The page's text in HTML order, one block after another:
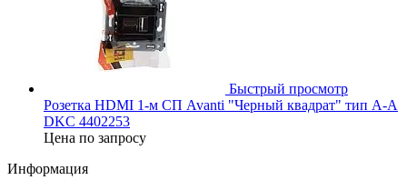
Быстрый просмотр
Розетка HDMI 1-м СП Avanti "Черный квадрат" тип А-А
DKC 4402253
Цена по запросу
Информация